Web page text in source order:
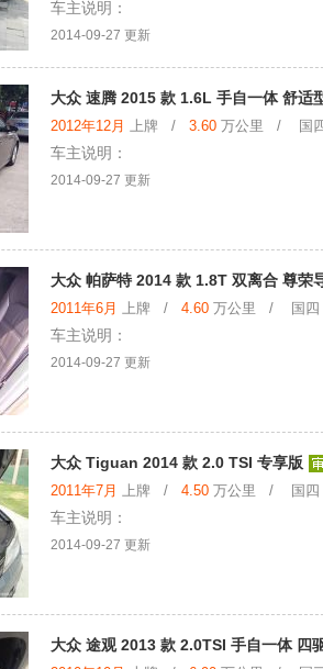
车主说明：
2014-09-27 更新
大众 速腾 2015 款 1.6L 手自一体 舒适
2012年12月 上牌 / 3.60 万公里 / 国
车主说明：
2014-09-27 更新
大众 帕萨特 2014 款 1.8T 双离合 尊荣
2011年6月 上牌 / 4.60 万公里 / 国四
车主说明：
2014-09-27 更新
大众 Tiguan 2014 款 2.0 TSI 专享版
2011年7月 上牌 / 4.50 万公里 / 国四
车主说明：
2014-09-27 更新
大众 途观 2013 款 2.0TSI 手自一体 四